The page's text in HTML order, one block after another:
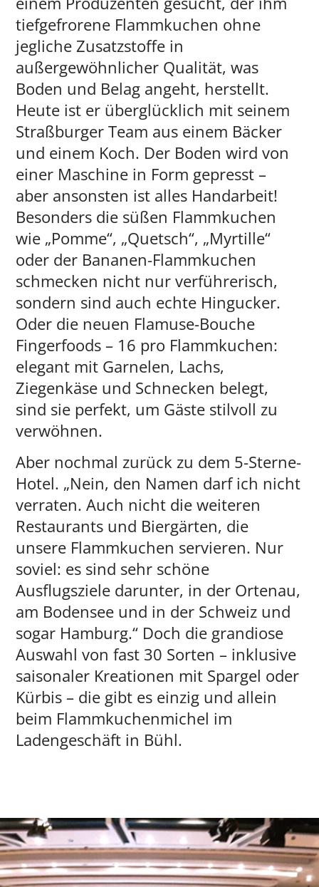
tiefgefrorene Flammkuchen ohne
jegliche Zusatzstoffe in
außergewöhnlicher Qualität, was
Boden und Belag angeht, herstellt.
Heute ist er überglücklich mit seinem
Straßburger Team aus einem Bäcker
und einem Koch. Der Boden wird von
einer Maschine in Form gepresst –
aber ansonsten ist alles Handarbeit!
Besonders die süßen Flammkuchen
wie „Pomme“, „Quetsch“, „Myrtille“
oder der Bananen-Flammkuchen
schmecken nicht nur verführerisch,
sondern sind auch echte Hingucker.
Oder die neuen Flamuse-Bouche
Fingerfoods – 16 pro Flammkuchen:
elegant mit Garnelen, Lachs,
Ziegenkäse und Schnecken belegt,
sind sie perfekt, um Gäste stilvoll zu
verwöhnen.
Aber nochmal zurück zu dem 5-Sterne-
Hotel. „Nein, den Namen darf ich nicht
verraten. Auch nicht die weiteren
Restaurants und Biergärten, die
unsere Flammkuchen servieren. Nur
soviel: es sind sehr schöne
Ausflugsziele darunter, in der Ortenau,
am Bodensee und in der Schweiz und
sogar Hamburg.“ Doch die grandiose
Auswahl von fast 30 Sorten – inklusive
saisonaler Kreationen mit Spargel oder
Kürbis – die gibt es einzig und allein
beim Flammkuchenmichel im
Ladengeschäft in Bühl.